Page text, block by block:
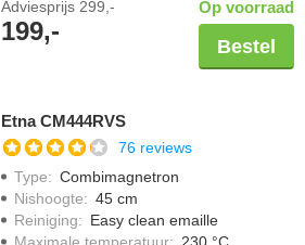
Adviesprijs 299,-
199,-
Op voorraad
Bestel
Etna CM444RVS
76 reviews
Type: Combimagnetron
Nishoogte: 45 cm
Reiniging: Easy clean emaille